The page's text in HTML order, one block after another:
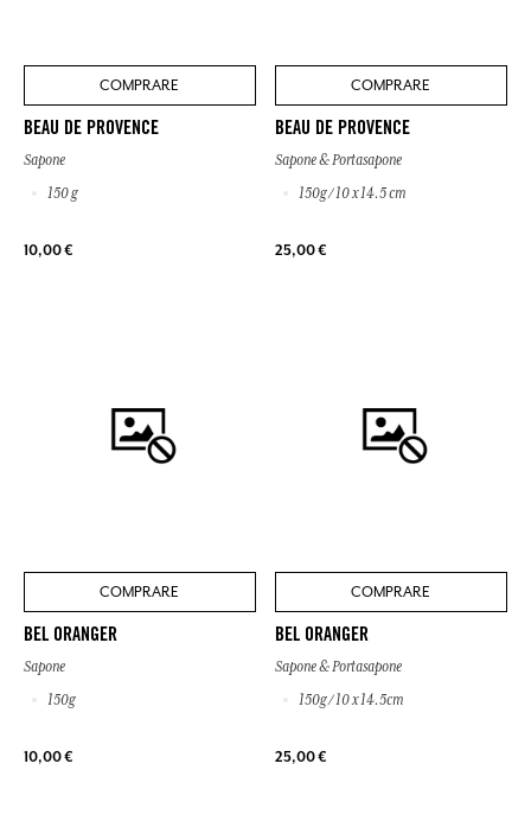
COMPRARE
BEAU DE PROVENCE
Sapone
150 g
10,00 €
COMPRARE
BEAU DE PROVENCE
Sapone & Portasapone
150g / 10 x 14.5 cm
25,00 €
COMPRARE
BEL ORANGER
Sapone
150g
10,00 €
COMPRARE
BEL ORANGER
Sapone & Portasapone
150g / 10 x 14.5cm
25,00 €